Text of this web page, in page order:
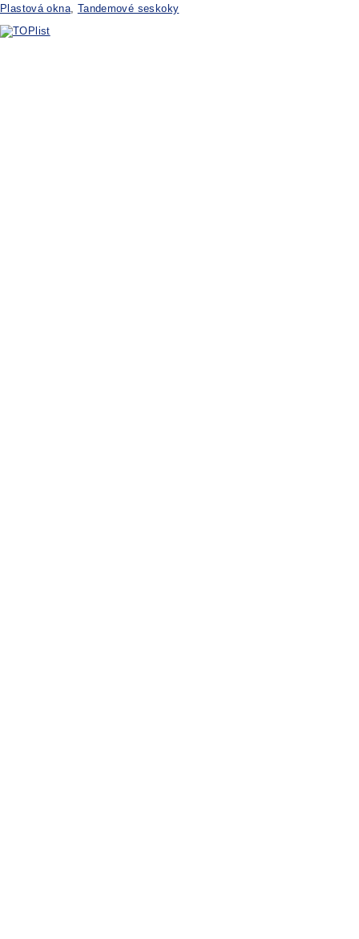
Plastová okna, Tandemové seskoky